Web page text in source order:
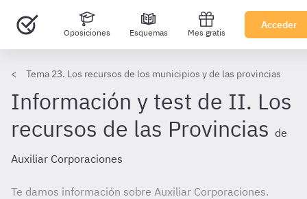
Oposiciones Esquemas Mes gratis
Acceder
Tema 23. Los recursos de los municipios y de las provincias
Información y test de II. Los
recursos de las Provincias de
Auxiliar Corporaciones
Te damos información sobre Auxiliar Corporaciones.